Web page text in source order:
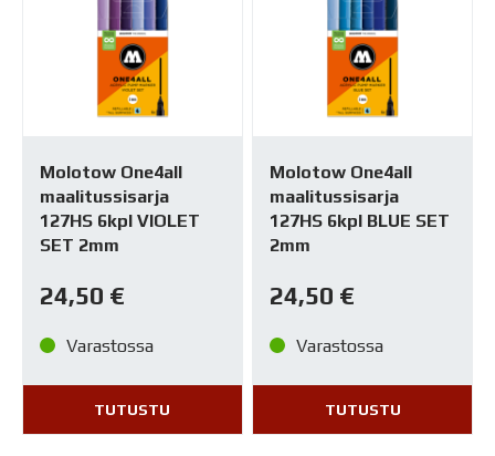
Molotow One4all
maalitussisarja
127HS 6kpl VIOLET
SET 2mm
24,50 €
Varastossa
TUTUSTU
Molotow One4all
maalitussisarja
127HS 6kpl BLUE SET
2mm
24,50 €
Varastossa
TUTUSTU